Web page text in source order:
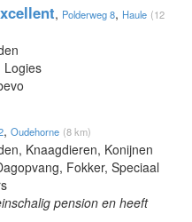
, Polderweg 8, Haule (12
Logies
, Oudehorne (8 km)
Knaagdieren, Konijnen
Fokker, Speciaal
pension en heeft